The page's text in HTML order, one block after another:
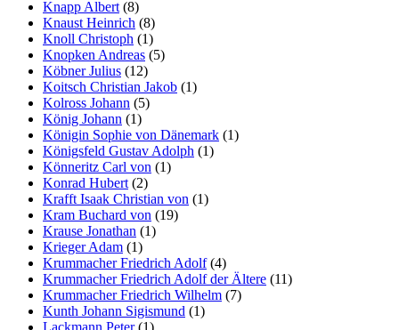
Knapp Albert (8)
Knaust Heinrich (8)
Knoll Christoph (1)
Knopken Andreas (5)
Köbner Julius (12)
Koitsch Christian Jakob (1)
Kolross Johann (5)
König Johann (1)
Königin Sophie von Dänemark (1)
Königsfeld Gustav Adolph (1)
Könneritz Carl von (1)
Konrad Hubert (2)
Krafft Isaak Christian von (1)
Kram Buchard von (19)
Krause Jonathan (1)
Krieger Adam (1)
Krummacher Friedrich Adolf(4)
Krummacher Friedrich Adolf der Ältere (11)
Krummacher Friedrich Wilhelm (7)
Kunth Johann Sigismund (1)
Lackmann Peter(1)